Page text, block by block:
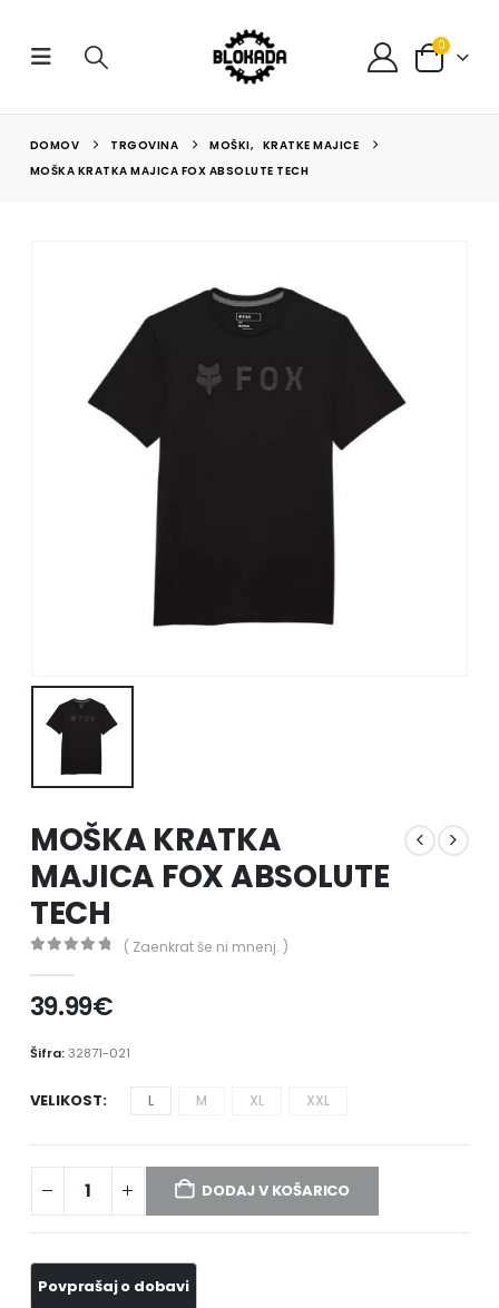
0
DOMOV TRGOVINA MOŠKI, KRATKE MAJICE
MOŠKA KRATKA MAJICA FOX ABSOLUTE TECH
MOŠKA KRATKA
MAJICA FOX ABSOLUTE
TECH
( Zaenkrat še ni mnenj. )
39.99€
Šifra:32871-021
VELIKOST L M XL XXL
DODAJ V KOŠARICO